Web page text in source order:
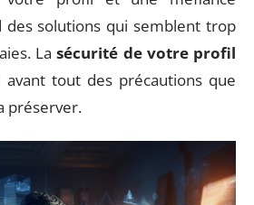
des solutions qui semblent trop
Lasécurité de votre profil
avant tout des précautions que
préserver.